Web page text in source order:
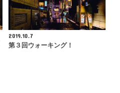
2019.10.7
第３回ウォーキング！